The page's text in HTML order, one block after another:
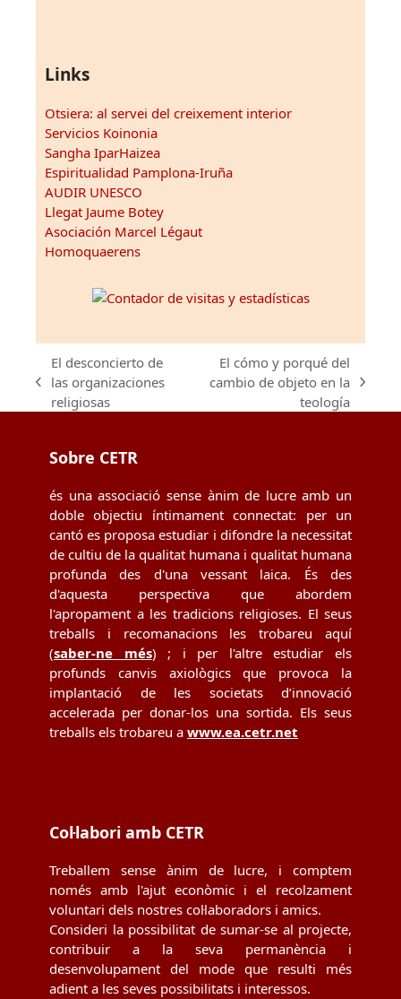
Links
Otsiera: al servei del creixement interior
Servicios Koinonia
Sangha IparHaizea
Espiritualidad Pamplona-Iruña
AUDIR UNESCO
Llegat Jaume Botey
Asociación Marcel Légaut
Homoquaerens
previous
post:
El desconcierto de
las organizaciones
religiosas
next
post:
El cómo y porqué del
cambio de objeto en la
teología
Sobre CETR
és una associació sense ànim de lucre amb un
doble objectiu íntimament connectat: per un
cantó es proposa estudiar i difondre la necessitat
de cultiu de la qualitat humana i qualitat humana
profunda des d'una vessant laica. És des
d'aquesta perspectiva que abordem
l'apropament a les tradicions religioses. El seus
treballs i recomanacions les trobareu aquí
(saber-ne més) ; i per l'altre estudiar els
profunds canvis axiològics que provoca la
implantació de les societats d’innovació
accelerada per donar-los una sortida. Els seus
treballs els trobareu a www.ea.cetr.net
Col·labori amb CETR
Treballem sense ànim de lucre, i comptem
només amb l'ajut econòmic i el recolzament
voluntari dels nostres col·laboradors i amics.
Consideri la possibilitat de sumar-se al projecte,
contribuir a la seva permanència i
desenvolupament del mode que resulti més
adient a les seves possibilitats i interessos.